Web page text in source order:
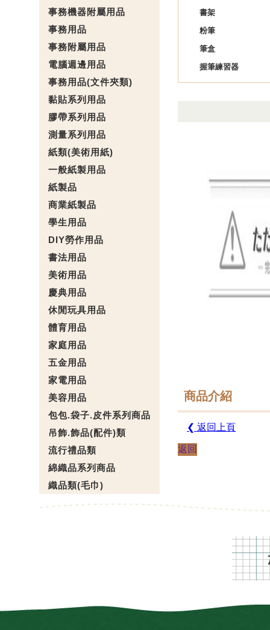
事務機器附屬用品
事務用品
事務附屬用品
電腦週邊用品
事務用品(文件夾類)
黏貼系列用品
膠帶系列用品
測量系列用品
紙類(美術用紙)
一般紙製用品
紙製品
商業紙製品
學生用品
DIY勞作用品
書法用品
美術用品
慶典用品
休閒玩具用品
體育用品
家庭用品
五金用品
家電用品
美容用品
包包.袋子.皮件系列商品
吊飾.飾品(配件)類
流行禮品類
綿織品系列商品
織品類(毛巾)
書架
粉筆
筆盒
握筆練習器
商品介紹
❮ 返回上頁
返回